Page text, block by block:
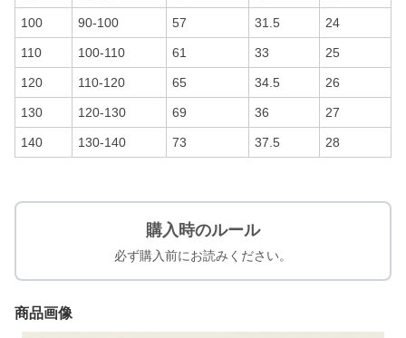
100 90-100 57 31.5 24
110 100-110 61 33 25
120 110-120 65 34.5 26
130 120-130 69 36 27
140 130-140 73 37.5 28
購入時のルール
必ず購入前にお読みください。
商品画像